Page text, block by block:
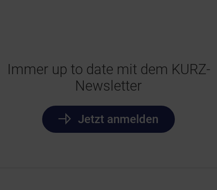
Immer up to date mit dem KURZ-
Newsletter
Jetzt anmelden